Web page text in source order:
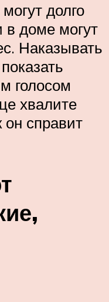
долго
в доме могут
Наказывать
голосом
хвалите
он справит